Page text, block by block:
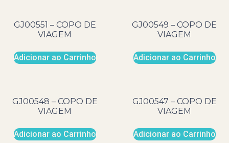
GJ00551 – COPO DE
VIAGEM
Adicionar ao Carrinho
GJ00549 – COPO DE
VIAGEM
Adicionar ao Carrinho
GJ00548 – COPO DE
VIAGEM
Adicionar ao Carrinho
GJ00547 – COPO DE
VIAGEM
Adicionar ao Carrinho